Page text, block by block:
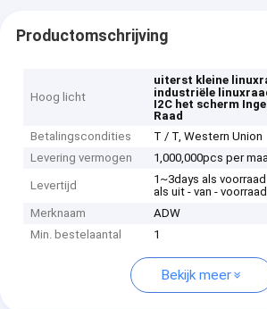
Productomschrijving
Hoog licht
uiterst kleine
industriële
I2C het scherm
Raad
Betalingscondities
T / T, Western Union
Levering vermogen
1,000,000pcs per
Levertijd
1~3days als
als uit - van - voorraad
Merknaam
ADW
Min. bestelaantal
1
Bekijk meer